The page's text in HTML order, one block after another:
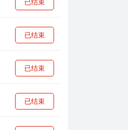
已结束
已结束
已结束
已结束